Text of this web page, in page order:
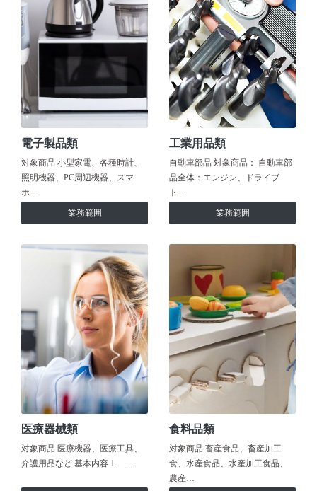
電子製品類
対象商品 小型家電、各種時計、
照明機器、PC周辺機器、スマ
ホ…
業務範囲
工業用品類
自動車部品 対象商品： 自動車部
品全体：エンジン、ドライブ
ト…
業務範囲
医療器械類
対象商品 医療機器、医療工具、
介護用品など 基本内容 1. …
食料品類
対象商品 畜産食品、畜産加工
食、水産食品、水産加工食品、
農産…